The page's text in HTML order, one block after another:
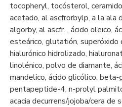
tocopheryl, tocósterol,
acetado, al ascfrorbylp, a la ala
algorby, al ascfr. , ácido oleico,
esteárico, glutatión, superóxido
hialurónico hidrolizado,
linolénico, polvo de diamante,
mandelico, ácido glicólico,
pentapeptide-4, n-prolyl
acacia decurrens/jojoba/cera de